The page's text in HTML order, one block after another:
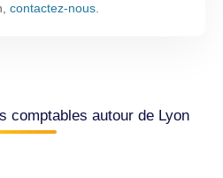
contactez-nous
comptables autour de Lyon